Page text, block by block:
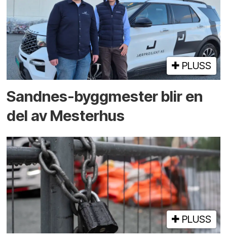
PLUSS
Sandnes-byggmester blir en
del av Mesterhus
PLUSS